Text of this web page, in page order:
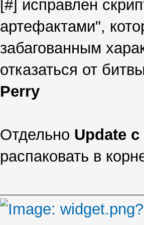
[#] исправлен
артефактами",
забагованным
отказаться от
Perry
Отдельно Update
распаковать в